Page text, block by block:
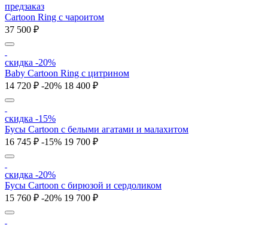
предзаказ
Cartoon Ring с чароитом
37 500 ₽
скидка -20%
Baby Cartoon Ring с цитрином
14 720 ₽ -20% 18 400 ₽
скидка -15%
Бусы Cartoon с белыми агатами и малахитом
16 745 ₽ -15% 19 700 ₽
скидка -20%
Бусы Cartoon с бирюзой и сердоликом
15 760 ₽ -20% 19 700 ₽